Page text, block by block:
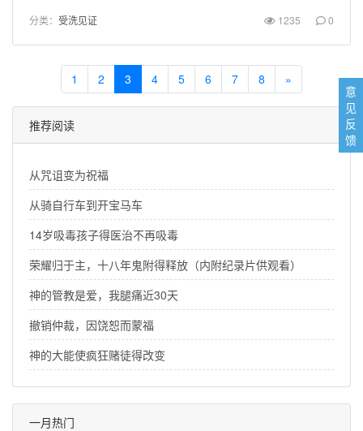
分类： 受洗见证 1235 0
1 2 3 4 5 6 7 8 »
推荐阅读
从咒诅变为祝福
从骑自行车到开宝马车
14岁吸毒孩子得医治不再吸毒
荣耀归于主，十八年鬼附得释放（内附纪录片供观看）
神的管教是爱，我腿痛近30天
撤销仲裁，因饶恕而蒙福
神的大能使疯狂赌徒得改变
一月热门
意
见
反
馈